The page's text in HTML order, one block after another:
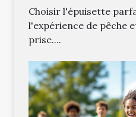
Choisir l'épuisette
l'expérience de pêche
prise....